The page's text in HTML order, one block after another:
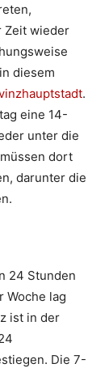
Zeit wieder
diesem
.
eine 14-
unter die
dort
darunter die
24 Stunden
Woche lag
ist in der
Die 7-